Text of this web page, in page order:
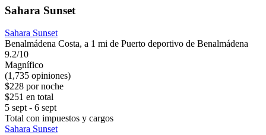
Sahara Sunset
Sahara Sunset
Benalmádena Costa, a 1 mi de Puerto deportivo de Benalmádena
9.2/10
Magnífico
(1,735 opiniones)
$228 por noche
$251 en total
5 sept - 6 sept
Total con impuestos y cargos
Sahara Sunset